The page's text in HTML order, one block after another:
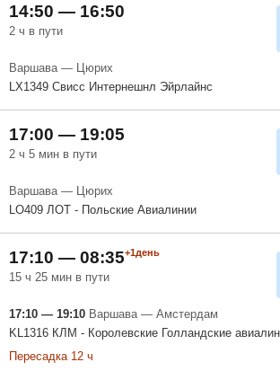
14:50 — 16:50
2 ч в пути
Варшава — Цюрих
LX1349 Свисс Интернешнл Эйрлайнс
17:00 — 19:05
2 ч 5 мин в пути
Варшава — Цюрих
LO409 ЛОТ - Польские Авиалинии
17:10 — 08:35+1день
15 ч 25 мин в пути
17:10 — 19:10 Варшава — Амстердам
KL1316 КЛМ - Королевские Голландские
Пересадка 12 ч